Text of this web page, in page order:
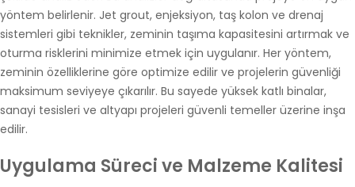
yöntem belirlenir. Jet grout, enjeksiyon, taş kolon ve drenaj
sistemleri gibi teknikler, zeminin taşıma kapasitesini artırmak ve
oturma risklerini minimize etmek için uygulanır. Her yöntem,
zeminin özelliklerine göre optimize edilir ve projelerin güvenliği
maksimum seviyeye çıkarılır. Bu sayede yüksek katlı binalar,
sanayi tesisleri ve altyapı projeleri güvenli temeller üzerine inşa
edilir.
Uygulama Süreci ve Malzeme Kalitesi